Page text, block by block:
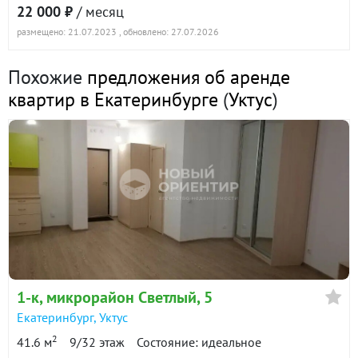
1-к квартира · 30.2 м² · 19/25 этаж
90 дн.
в аренде
1-к квартира · 20 м² · 5/25 этаж
5 февраля 2025
в аренде
18 000
900 ₽/м²
Показать всю историю: 4 предложения →
22 000 ₽ / месяц
размещено: 21.07.2023 , обновлено: 27.07.2026
Похожие предложения об аренде
квартир в Екатеринбурге (Уктус)
1-к, микрорайон Светлый, 5
Екатеринбург, Уктус
41.6 м2 9/32 этаж Состояние: идеальное